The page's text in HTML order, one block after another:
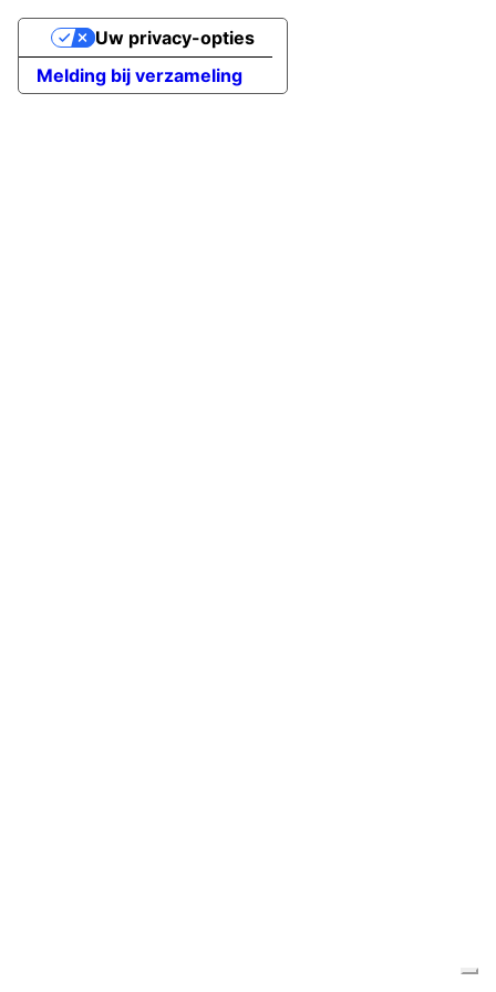
Melding bij verzameling
Uw privacy-opties